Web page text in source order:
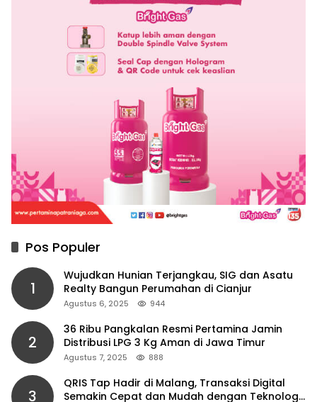
Pos Populer
1
Wujudkan Hunian Terjangkau, SIG dan Asatu
Realty Bangun Perumahan di Cianjur
Agustus 6, 2025 944
2
36 Ribu Pangkalan Resmi Pertamina Jamin
Distribusi LPG 3 Kg Aman di Jawa Timur
Agustus 7, 2025 888
3
QRIS Tap Hadir di Malang, Transaksi Digital
Semakin Cepat dan Mudah dengan Teknologi